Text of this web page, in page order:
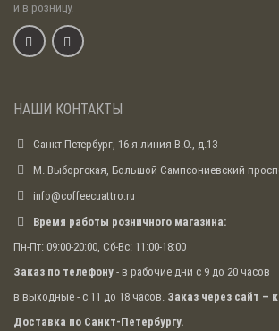
и в розницу.
НАШИ КОНТАКТЫ
Санкт-Петербург, 16-я линия В.О., д.13
М. Выборгская, Большой Сампсониевский
info@coffeecuattro.ru
Время работы розничного магазина:
Пн-Пт: 09:00-20:00, Сб-Вс: 11:00-18:00
Заказ по телефону - в рабочие дни с 9 до 20 часов
в выходные - с 11 до 18 часов. Заказ через сайт –
Доставка по Санкт-Петербургу.